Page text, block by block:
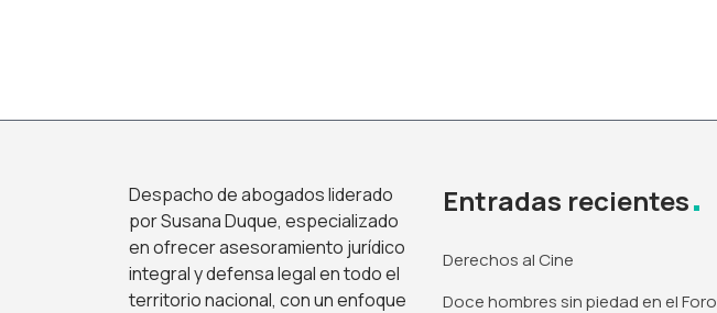
Despacho de abogados liderado
por Susana Duque, especializado
en ofrecer asesoramiento jurídico
integral y defensa legal en todo el
territorio nacional, con un enfoque
Entradas recientes
Derechos al Cine
Doce hombres sin piedad en el Foro